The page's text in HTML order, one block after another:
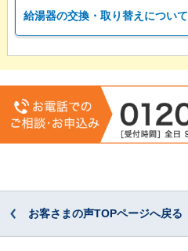
給湯器の交換・取り替えについて
お客さまの声TOPページへ戻る